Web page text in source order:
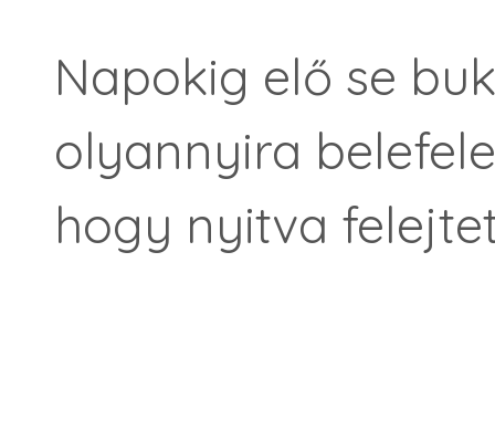
Napokig elő se
olyannyira
hogy nyitva